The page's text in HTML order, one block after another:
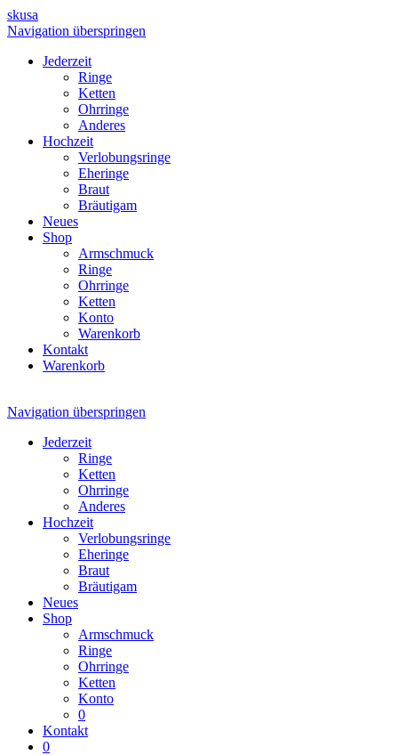
skusa
Navigation überspringen
Jederzeit
Ringe
Ketten
Ohrringe
Anderes
Hochzeit
Verlobungsringe
Eheringe
Braut
Bräutigam
Neues
Shop
Armschmuck
Ringe
Ohrringe
Ketten
Konto
Warenkorb
Kontakt
Warenkorb
Navigation überspringen
Jederzeit
Ringe
Ketten
Ohrringe
Anderes
Hochzeit
Verlobungsringe
Eheringe
Braut
Bräutigam
Neues
Shop
Armschmuck
Ringe
Ohrringe
Ketten
Konto
0
Kontakt
0